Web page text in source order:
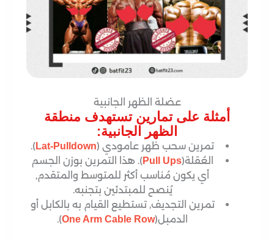
عضلة الظهر الجانبية
أمثلة على تمارين تستهدف منطقة
الظهر الجانبية:
تمرين سحب ظهر عامودي (Lat-Pulldown
).
العُقلة(Pull Ups). هذا التمرين بوزن الجسم
أي يكون مُناسب أكثر للمتوسط والمتقدم,
يُنصح للمبتدئين بتجنبه.
تمرين التجديف, تستطيع القيام به بالكابل أو
الدمبل(One Arm Cable Row
).